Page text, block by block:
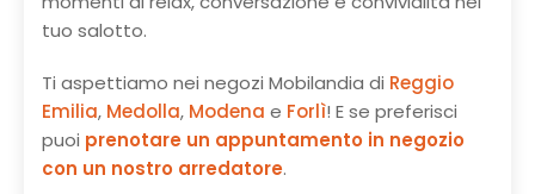
tuo salotto.
Ti aspettiamo nei negozi Mobilandia di Reggio
Emilia, Medolla, Modena e Forlì! E se preferisci
puoi prenotare un appuntamento in negozio
con un nostro arredatore.